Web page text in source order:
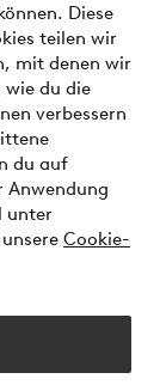
Diese
teilen wir
mit denen wir
wie du die
verbessern
du auf
Anwendung
unter
Cookie-
aufteilen